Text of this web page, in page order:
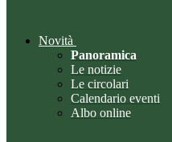
Novità
Panoramica
Le notizie
Le circolari
Calendario eventi
Albo online